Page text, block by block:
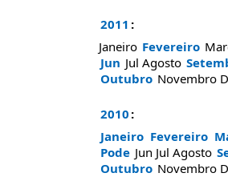
2011 :
Janeiro Fevereiro
Jun Jul Agosto
Outubro Novembro
2010 :
Janeiro Fevereiro
Pode Jun Jul Agosto
Outubro Novembro